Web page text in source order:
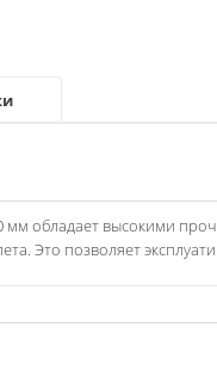
мм обладает высокими
Это позволяет